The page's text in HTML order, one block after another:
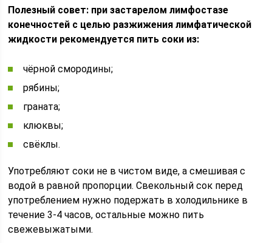
Полезный совет: при застарелом лимфостазе
конечностей с целью разжижения лимфатической
жидкости рекомендуется пить соки из:
чёрной смородины;
рябины;
граната;
клюквы;
свёклы.
Употребляют соки не в чистом виде, а смешивая с
водой в равной пропорции. Свекольный сок перед
употреблением нужно подержать в холодильнике в
течение 3-4 часов, остальные можно пить
свежевыжатыми.